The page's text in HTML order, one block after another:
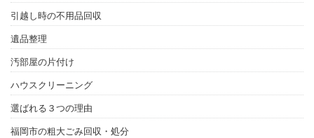
引越し時の不用品回収
遺品整理
汚部屋の片付け
ハウスクリーニング
選ばれる３つの理由
福岡市の粗大ごみ回収・処分